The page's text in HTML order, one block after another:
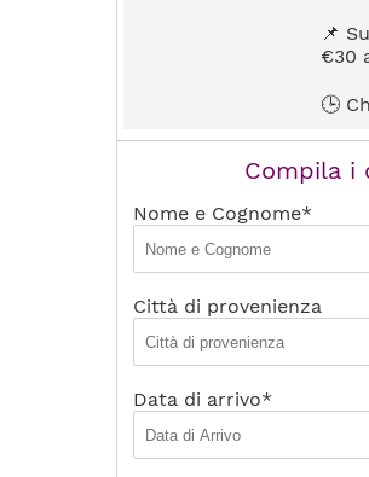
📌
€30
🕒
Compila i
Nome e Cognome*
Città di provenienza
Data di arrivo*